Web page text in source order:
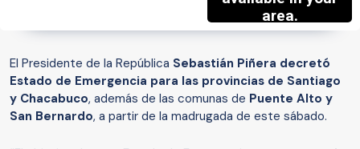
El Presidente de la República Sebastián Piñera decretó
Estado de Emergencia para las provincias de Santiago
y Chacabuco, además de las comunas de Puente Alto y
San Bernardo, a partir de la madrugada de este sábado.